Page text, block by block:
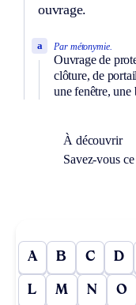
ouvrage.
Par métonymie.
Ouvrage de
clôture, de
une fenêtre, une
a
À découvrir
Savez-vous
A B C D
L M N O